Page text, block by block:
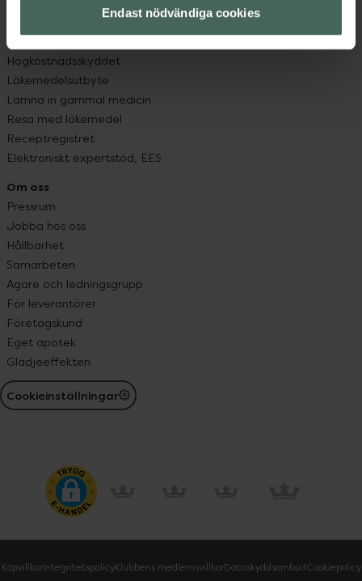
Endast nödvändiga cookies
Om recept och läkemedel
Fullmakter
Högkostnadsskyddet
Läkemedelsutbyte
Lämna in gammal medicin
Resa med läkemedel
Receptregistret
Elektroniskt expertstöd, EES
Om oss
Pressrum
Jobba hos oss
Hållbarhet
Samarbeten
Ägare och ledningsgrupp
För leverantörer
Företagskund
Eget apotek
Glädjeeffekten
Cookieinställningar
KöpvillkorIntegritetspolicyKlubbens medlemsvillkorDataskyddsombudCookiepolicy